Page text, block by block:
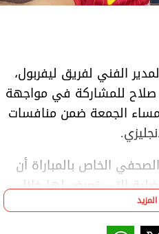
الفني لفريق ليفربول،
صلاح للمشاركة في مواجهة
مساء الجمعة ضمن منافسات
الخاص بالمباراة أن
التي تعرض لها خلال
إلى أنه ظهر بصورة جيدة